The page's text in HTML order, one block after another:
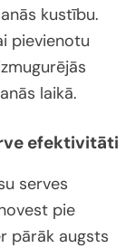
kustību.
pievienotu
laikā.
efektivitāti
serves
pie
pārāk augsts